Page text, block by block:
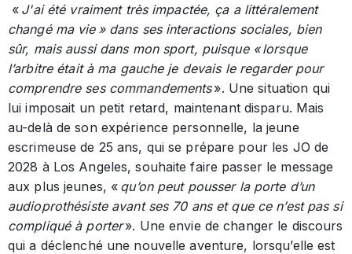
« J'ai été vraiment très impactée, ça a littéralement
changé ma vie » dans ses interactions sociales, bien
sûr, mais aussi dans mon sport, puisque « lorsque
l’arbitre était à ma gauche je devais le regarder pour
comprendre ses commandements». Une situation qui
lui imposait un petit retard, maintenant disparu. Mais
au-delà de son expérience personnelle, la jeune
escrimeuse de 25 ans, qui se prépare pour les JO de
2028 à Los Angeles, souhaite faire passer le message
aux plus jeunes, « qu’on peut pousser la porte d’un
audioprothésiste avant ses 70 ans et que ce n’est pas si
compliqué à porter». Une envie de changer le discours
qui a déclenché une nouvelle aventure, lorsqu’elle est